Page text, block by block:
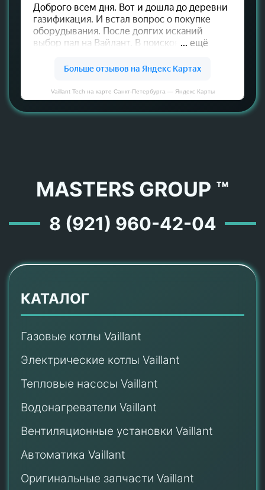
Vaillant Tech на карте Санкт‑Петербурга — Яндекс Карты
MASTERS GROUP ™
8 (921) 960-42-04
КАТАЛОГ
Газовые котлы Vaillant
Электрические котлы Vaillant
Тепловые насосы Vaillant
Водонагреватели Vaillant
Вентиляционные установки Vaillant
Автоматика Vaillant
Оригинальные запчасти Vaillant